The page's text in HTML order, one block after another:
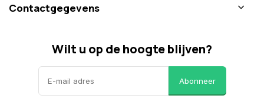
Contactgegevens
Wilt u op de hoogte blijven?
Abonneer